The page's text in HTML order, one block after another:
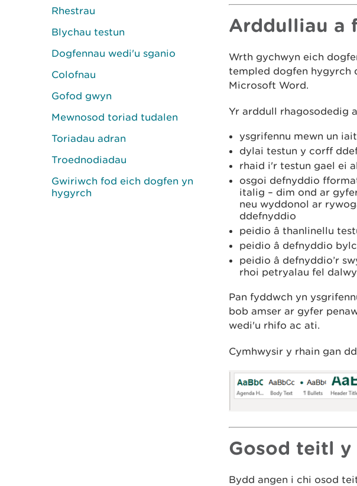
Rhestrau
Blychau testun
Dogfennau wedi'u sganio
Colofnau
Gofod gwyn
Mewnosod toriad tudalen
Toriadau adran
Troednodiadau
Gwiriwch fod eich dogfen yn
hygyrch
Arddulliau a
Wrth gychwyn eich
templed dogfen hygyrch
Microsoft Word.
Yr arddull rhagosodedig
ysgrifennu mewn un
dylai testun y corff
rhaid i'r testun gael ei
osgoi defnyddio
italig – dim ond ar
neu wyddonol ar
ddefnyddio
peidio â thanlinellu
peidio â defnyddio
peidio â defnyddio’r
rhoi petryalau fel
Pan fyddwch yn
bob amser ar gyfer
wedi'u rhifo ac ati.
Cymhwysir y rhain gan
Gosod teitl y
Bydd angen i chi osod